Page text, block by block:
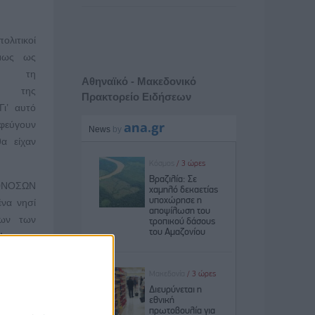
ως
τη
της
αυτό
είχαν
νησί
των
Αθηναϊκό - Μακεδονικό
Πρακτορείο Ειδήσεων